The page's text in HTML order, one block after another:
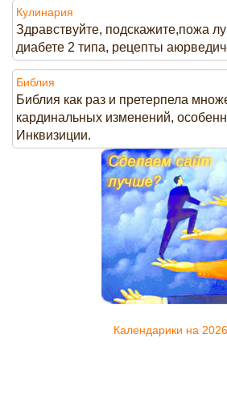
Кулинария
Здравствуйте, подскажите,пожа
диабете 2 типа, рецепты
Библия
Библия как раз и претерпела
кардинальных изменений,
Инквизиции.
Календарики на